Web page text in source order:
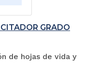
GRADO
de hojas de vida y